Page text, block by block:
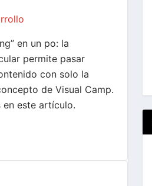
en un po: la
permite pasar
con solo la
de Visual Camp.
este artículo.